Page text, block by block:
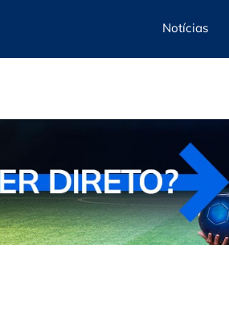
Notícias